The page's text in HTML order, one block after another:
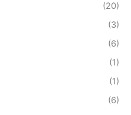
(20)
(3)
(6)
(1)
(1)
(6)